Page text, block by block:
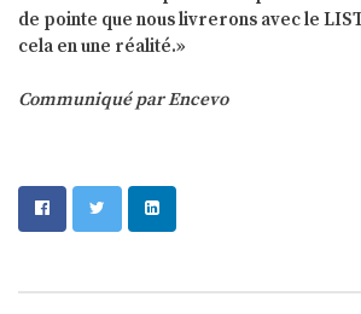
de pointe que nous livrerons avec le
cela en une réalité.»
Communiqué par Encevo